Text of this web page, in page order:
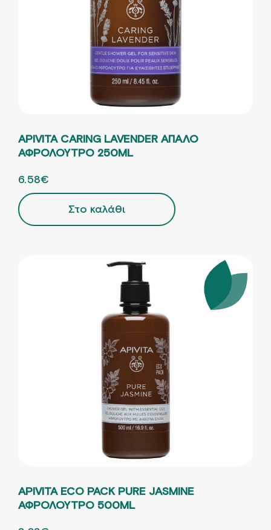
APIVITA CARING LAVENDER ΑΠΑΛΟ
ΑΦΡΟΛΟΥΤΡΟ 250ML
ORIGINAL PRICE WAS: 9.40€.
6.58€
Στο καλάθι
APIVITA ECO PACK PURE JASMINE
ΑΦΡΟΛΟΥΤΡΟ 500ML